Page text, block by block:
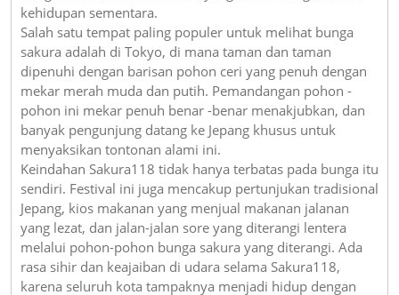
kehidupan sementara.
Salah satu tempat paling populer untuk melihat bunga
sakura adalah di Tokyo, di mana taman dan taman
dipenuhi dengan barisan pohon ceri yang penuh dengan
mekar merah muda dan putih. Pemandangan pohon -
pohon ini mekar penuh benar -benar menakjubkan, dan
banyak pengunjung datang ke Jepang khusus untuk
menyaksikan tontonan alami ini.
Keindahan Sakura118 tidak hanya terbatas pada bunga itu
sendiri. Festival ini juga mencakup pertunjukan tradisional
Jepang, kios makanan yang menjual makanan jalanan
yang lezat, dan jalan-jalan sore yang diterangi lentera
melalui pohon-pohon bunga sakura yang diterangi. Ada
rasa sihir dan keajaiban di udara selama Sakura118,
karena seluruh kota tampaknya menjadi hidup dengan